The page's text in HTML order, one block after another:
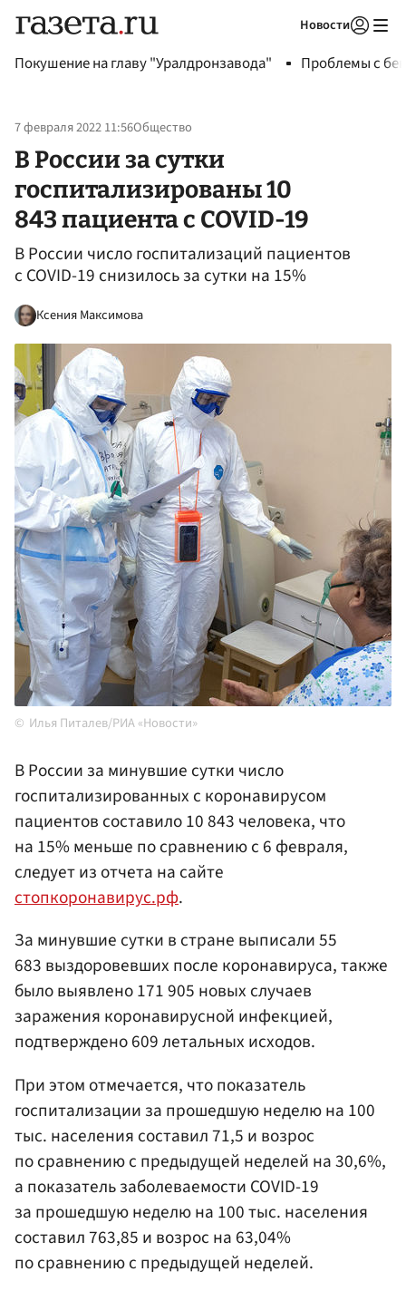
Новости
Покушение на главу "Уралдронзавода" Проблемы с
7 февраля 2022 11:56Общество
В России за сутки
госпитализированы 10
843 пациента с COVID-19
В России число госпитализаций пациентов
с COVID-19 снизилось за сутки на 15%
Ксения Максимова
Илья Питалев/РИА «Новости»
В России за минувшие сутки число
госпитализированных с коронавирусом
пациентов составило 10 843 человека, что
на 15% меньше по сравнению с 6 февраля,
следует из отчета на сайте
стопкоронавирус.рф.
За минувшие сутки в стране выписали 55
683 выздоровевших после коронавируса, также
было выявлено 171 905 новых случаев
заражения коронавирусной инфекцией,
подтверждено 609 летальных исходов.
При этом отмечается, что показатель
госпитализации за прошедшую неделю на 100
тыс. населения составил 71,5 и возрос
по сравнению с предыдущей неделей на 30,6%,
а показатель заболеваемости COVID-19
за прошедшую неделю на 100 тыс. населения
составил 763,85 и возрос на 63,04%
по сравнению с предыдущей неделей.